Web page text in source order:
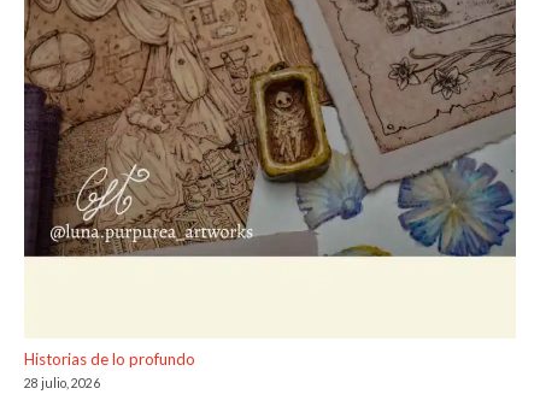
Historias de lo profundo
28 julio, 2026